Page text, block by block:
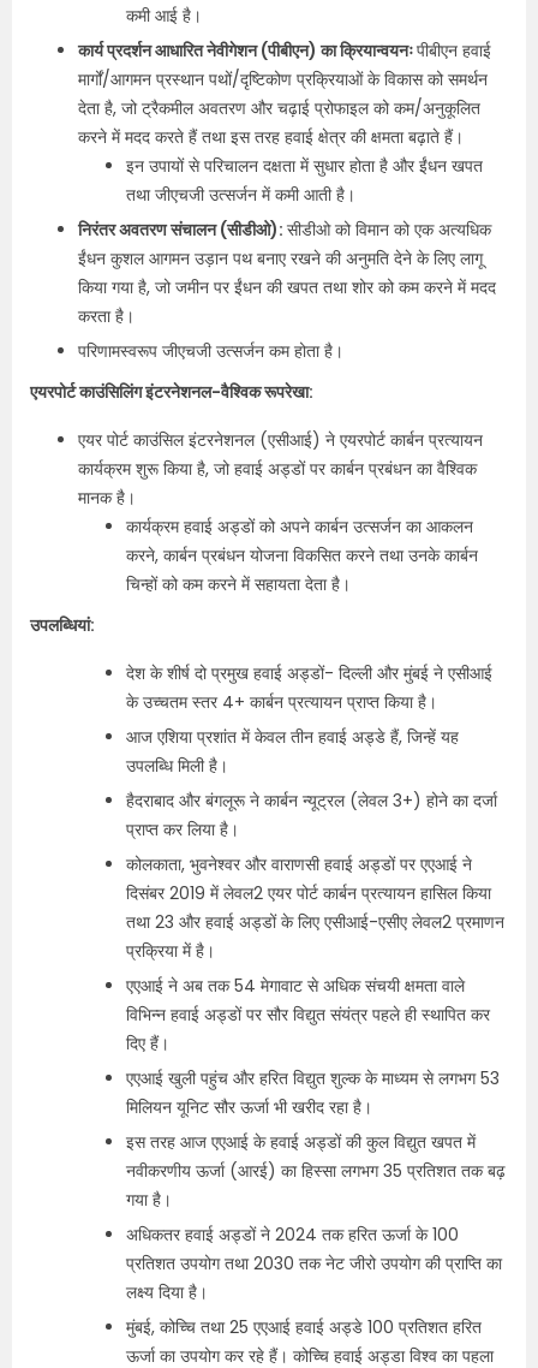
कमी आई है।
कार्य प्रदर्शन आधारित नेवीगेशन (पीबीएन) का क्रियान्वयनःपीबीएन हवाई
मार्गों/आगमन प्रस्थान पथों/दृष्टिकोण प्रक्रियाओं के विकास को समर्थन
देता है, जो ट्रैकमील अवतरण और चढ़ाई प्रोफाइल को कम/अनुकूलित
करने में मदद करते हैं तथा इस तरह हवाई क्षेत्र की क्षमता बढ़ाते हैं।
इन उपायों से परिचालन दक्षता में सुधार होता है और ईंधन खपत
तथा जीएचजी उत्सर्जन में कमी आती है।
निरंतर अवतरण संचालन (सीडीओ): सीडीओ को विमान को एक अत्यधिक
ईंधन कुशल आगमन उड़ान पथ बनाए रखने की अनुमति देने के लिए लागू
किया गया है, जो जमीन पर ईंधन की खपत तथा शोर को कम करने में मदद
करता है।
परिणामस्वरूप जीएचजी उत्सर्जन कम होता है।
एयरपोर्ट काउंसिलिंग इंटरनेशनल-वैश्विक रूपरेखा:
एयर पोर्ट काउंसिल इंटरनेशनल (एसीआई) ने एयरपोर्ट कार्बन प्रत्यायन
कार्यक्रम शुरू किया है, जो हवाई अड्डों पर कार्बन प्रबंधन का वैश्विक
मानक है।
कार्यक्रम हवाई अड्डों को अपने कार्बन उत्सर्जन का आकलन
करने, कार्बन प्रबंधन योजना विकसित करने तथा उनके कार्बन
चिन्हों को कम करने में सहायता देता है।
उपलब्धियां:
देश के शीर्ष दो प्रमुख हवाई अड्डों- दिल्ली और मुंबई ने एसीआई
के उच्चतम स्तर 4+ कार्बन प्रत्यायन प्राप्त किया है।
आज एशिया प्रशांत में केवल तीन हवाई अड्डे हैं, जिन्हें यह
उपलब्धि मिली है।
हैदराबाद और बंगलूरू ने कार्बन न्यूट्रल (लेवल 3+) होने का दर्जा
प्राप्त कर लिया है।
कोलकाता, भुवनेश्वर और वाराणसी हवाई अड्डों पर एएआई ने
दिसंबर 2019 में लेवल2 एयर पोर्ट कार्बन प्रत्यायन हासिल किया
तथा 23 और हवाई अड्डों के लिए एसीआई-एसीए लेवल2 प्रमाणन
प्रक्रिया में है।
एएआई ने अब तक 54 मेगावाट से अधिक संचयी क्षमता वाले
विभिन्न हवाई अड्डों पर सौर विद्युत संयंत्र पहले ही स्थापित कर
दिए हैं।
एएआई खुली पहुंच और हरित विद्युत शुल्क के माध्यम से लगभग 53
मिलियन यूनिट सौर ऊर्जा भी खरीद रहा है।
इस तरह आज एएआई के हवाई अड्डों की कुल विद्युत खपत में
नवीकरणीय ऊर्जा (आरई) का हिस्सा लगभग 35 प्रतिशत तक बढ़
गया है।
अधिकतर हवाई अड्डों ने 2024 तक हरित ऊर्जा के 100
प्रतिशत उपयोग तथा 2030 तक नेट जीरो उपयोग की प्राप्ति का
लक्ष्य दिया है।
मुंबई, कोच्चि तथा 25 एएआई हवाई अड्डे 100 प्रतिशत हरित
ऊर्जा का उपयोग कर रहे हैं। कोच्चि हवाई अड्डा विश्व का पहला